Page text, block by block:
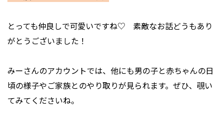
――とっても仲良しで可愛いですね♡ 素敵なお話どうもあり
がとうございました！
みーさんのアカウントでは、他にも男の子と赤ちゃんの日
頃の様子やご家族とのやり取りが見られます。ぜひ、覗い
てみてくださいね。